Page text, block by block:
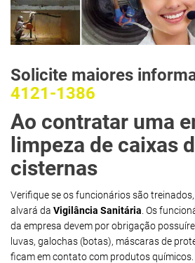
Solicite maiores
4121-1386
Ao contratar uma
limpeza de caixas
cisternas
Verifique se os funcionários são
alvará da Vigilância Sanitária . Os
da empresa devem por obrigação
luvas, galochas (botas), máscaras de
ficam em contato com produtos químicos.